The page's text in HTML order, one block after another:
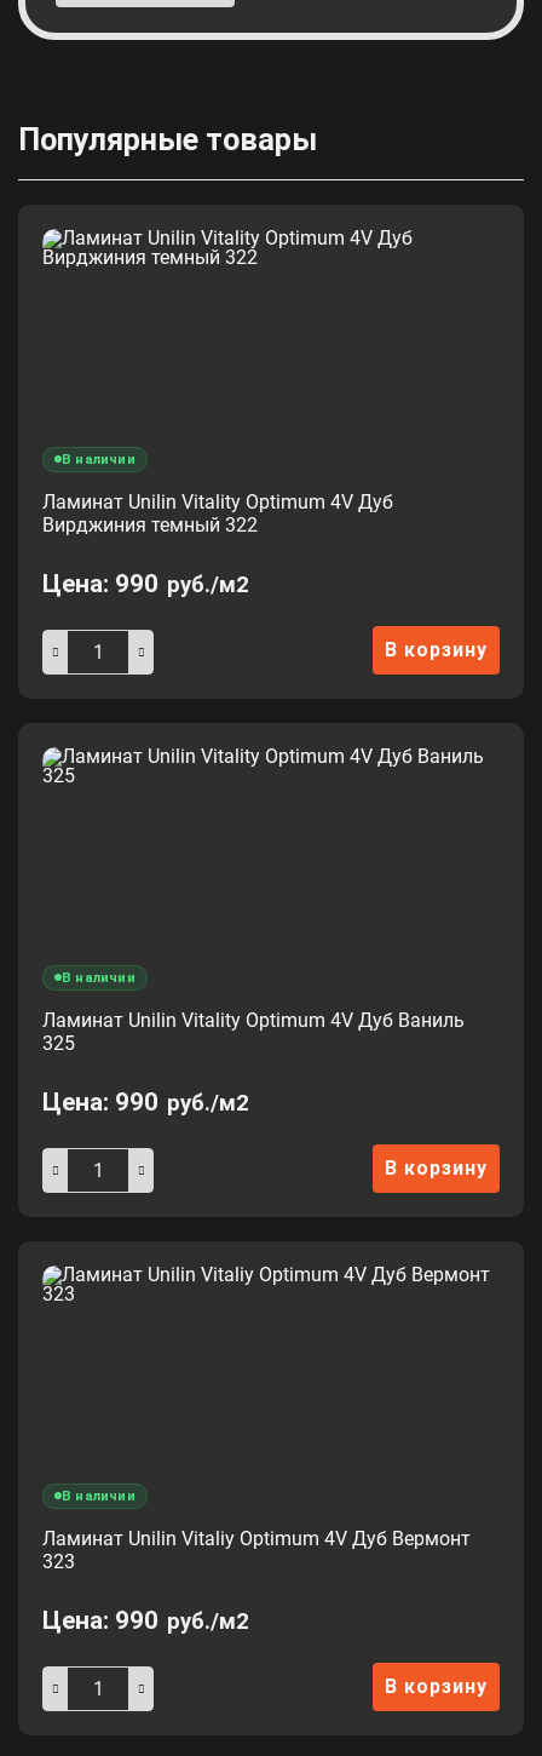
Популярные товары
В наличии
Ламинат Unilin Vitality Optimum 4V Дуб
Вирджиния темный 322
Цена: 990 руб./м2
В корзину
В наличии
Ламинат Unilin Vitality Optimum 4V Дуб Ваниль
325
Цена: 990 руб./м2
В корзину
В наличии
Ламинат Unilin Vitaliy Optimum 4V Дуб Вермонт
323
Цена: 990 руб./м2
В корзину